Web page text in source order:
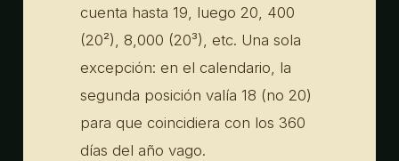
cuenta hasta 19, luego 20, 400
(20²), 8,000 (20³), etc. Una sola
excepción: en el calendario, la
segunda posición valía 18 (no 20)
para que coincidiera con los 360
días del año vago.